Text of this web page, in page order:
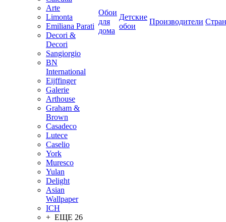
Arte
Limonta
Emiliana Parati
Decori &
Decori
Sangiorgio
BN
International
Eijffinger
Galerie
Arthouse
Graham &
Brown
Casadeco
Lutece
Caselio
York
Muresco
Yulan
Delight
Asian
Wallpaper
ICH
+ ЕЩЕ 26
Обои
для
дома
Детские
обои
Производители